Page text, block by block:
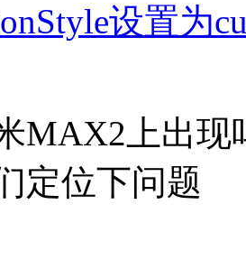
设置为
MAX2上出
定位下问题